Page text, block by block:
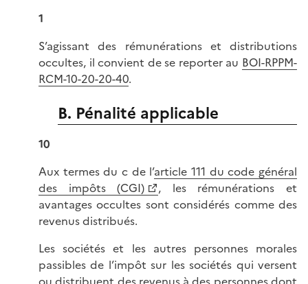
1
S’agissant des rémunérations et distributions
occultes, il convient de se reporter au BOI-RPPM-
RCM-10-20-20-40.
B. Pénalité applicable
10
Aux termes du c de l’article 111 du code général
des impôts (CGI)
, les rémunérations et
avantages occultes sont considérés comme des
revenus distribués.
Les sociétés et les autres personnes morales
passibles de l’impôt sur les sociétés qui versent